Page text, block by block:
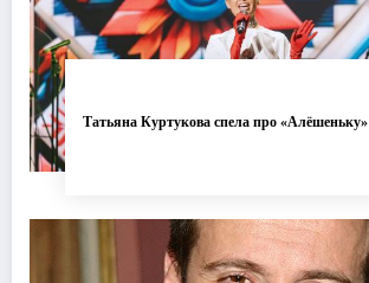
Татьяна Куртукова спела про «Алёшеньку»